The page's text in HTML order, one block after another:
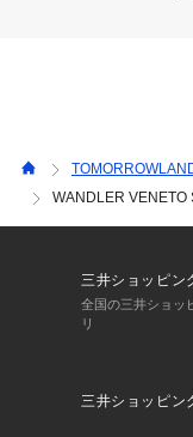
さい。
商品番号:33-03-62-
WANDLER VENETO
三井ショッピン
全国の三井ショッ
リ
三井ショッピン